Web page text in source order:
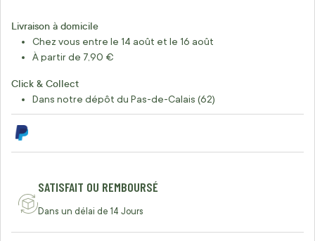
Livraison à domicile
Chez vous entre le 14 août et le 16 août
À partir de 7,90 €
Click & Collect
Dans notre dépôt du Pas-de-Calais (62)
SATISFAIT OU REMBOURSÉ
Dans un délai de 14 Jours